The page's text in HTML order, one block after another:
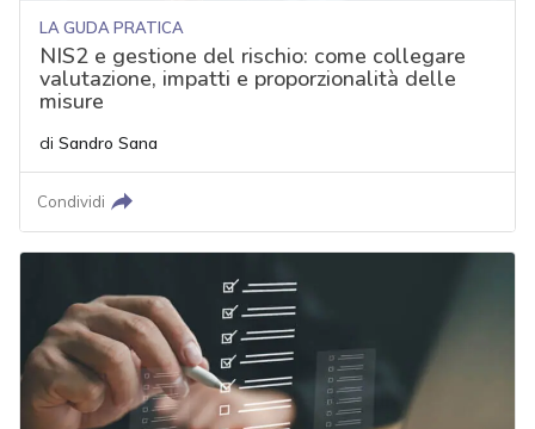
LA GUDA PRATICA
NIS2 e gestione del rischio: come collegare
valutazione, impatti e proporzionalità delle
misure
di Sandro Sana
Condividi